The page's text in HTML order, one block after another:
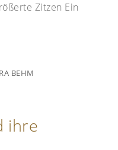
Zitzen Ein
BEHM
ihre